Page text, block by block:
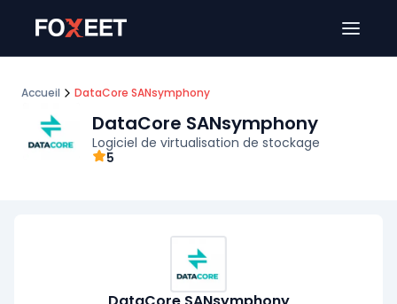
Accueil DataCore SANsymphony
DataCore SANsymphony
Logiciel de virtualisation de stockage
5